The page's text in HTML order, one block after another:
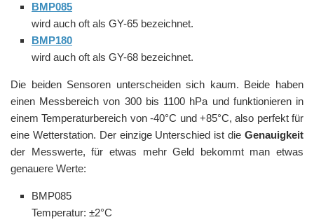
BMP085
wird auch oft als GY-65 bezeichnet.
BMP180
wird auch oft als GY-68 bezeichnet.
Die beiden Sensoren unterscheiden sich kaum. Beide haben
einen Messbereich von 300 bis 1100 hPa und funktionieren in
einem Temperaturbereich von -40°C und +85°C, also perfekt für
eine Wetterstation. Der einzige Unterschied ist die Genauigkeit
der Messwerte, für etwas mehr Geld bekommt man etwas
genauere Werte:
BMP085
Temperatur: ±2°C